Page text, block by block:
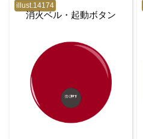
illust.14174
消火ベル・起動ボタン